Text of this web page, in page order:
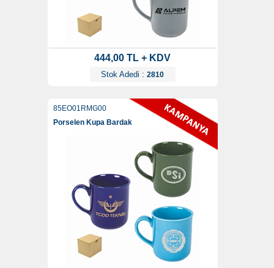
444,00 TL + KDV
Stok Adedi : 2810
85EO01RMG00
Porselen Kupa Bardak